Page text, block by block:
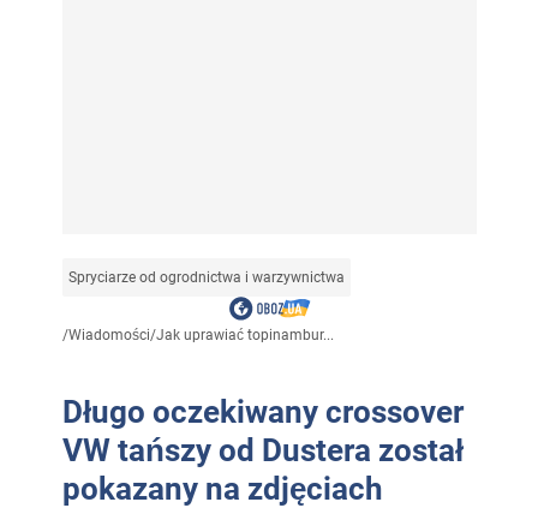
Spryciarze od ogrodnictwa i warzywnictwa
/Wiadomości/Jak uprawiać topinambur...
Długo oczekiwany crossover
VW tańszy od Dustera został
pokazany na zdjęciach